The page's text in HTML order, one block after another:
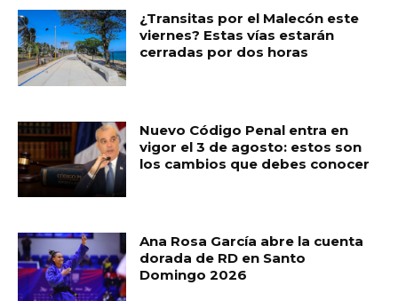
¿Transitas por el Malecón este
viernes? Estas vías estarán
cerradas por dos horas
Nuevo Código Penal entra en
vigor el 3 de agosto: estos son
los cambios que debes conocer
Ana Rosa García abre la cuenta
dorada de RD en Santo
Domingo 2026